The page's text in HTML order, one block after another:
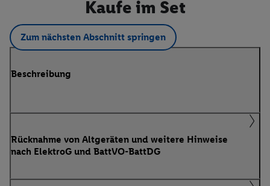
Kaufe im Set
Zum nächsten Abschnitt springen
Beschreibung
Rücknahme von Altgeräten und weitere Hinweise
nach ElektroG und BattVO-BattDG